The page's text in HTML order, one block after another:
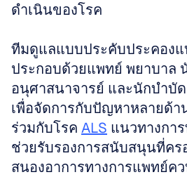
ดำเนินของโรค
ทีมดูแลแบบประคับประคอง
ประกอบด้วยแพทย์ พยาบาล
อนุศาสนาจารย์ และนักบำบั
เพื่อจัดการกับปัญหาหลายด้า
ร่วมกับโรค ALS แนวทางกา
ช่วยรับรองการสนับสนุนที่ค
สนองอาการทางการแพทย์ค